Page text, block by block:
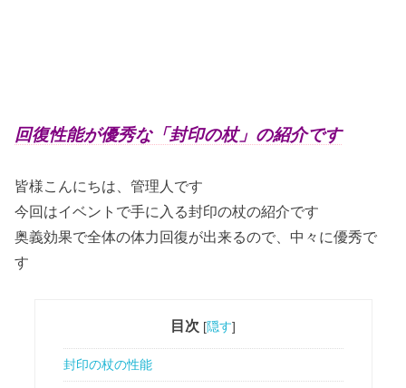
回復性能が優秀な「封印の杖」の紹介です
皆様こんにちは、管理人です
今回はイベントで手に入る封印の杖の紹介です
奥義効果で全体の体力回復が出来るので、中々に優秀で
す
目次 [隠す]
封印の杖の性能